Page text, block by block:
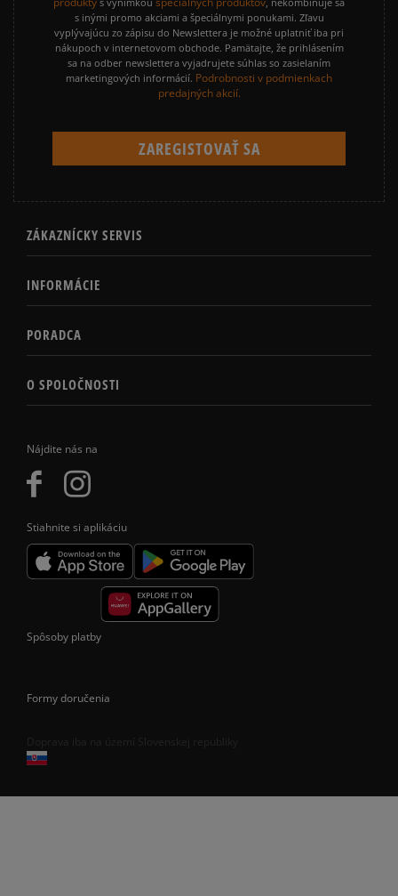
Nájdite nás na
Stiahnite si aplikáciu
s inými promo akciami a špeciálnymi ponukami. Zľavu
vyplývajúcu zo zápisu do Newslettera je možné uplatniť iba pri
nákupoch v internetovom obchode. Pamätajte, že prihlásením
sa na odber newslettera vyjadrujete súhlas so zasielaním
marketingových informácií. Podrobnosti v podmienkach
predajných akcií.
ZÁKAZNÍCKY SERVIS
INFORMÁCIE
PORADCA
O SPOLOČNOSTI
Spôsoby platby
Formy doručenia